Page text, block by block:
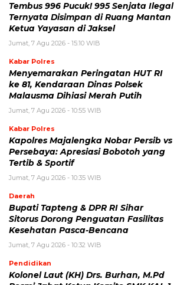
Tembus 996 Pucuk! 995 Senjata Ilegal
Ternyata Disimpan di Ruang Mantan
Ketua Yayasan di Jaksel
Jumat, 7 Agu 2026 - 15:10 WIB
Kabar Polres
Menyemarakan Peringatan HUT RI
ke 81, Kendaraan Dinas Polsek
Malausma Dihiasi Merah Putih
Jumat, 7 Agu 2026 - 10:55 WIB
Kabar Polres
Kapolres Majalengka Nobar Persib vs
Persebaya: Apresiasi Bobotoh yang
Tertib & Sportif
Jumat, 7 Agu 2026 - 10:35 WIB
Daerah
Bupati Tapteng & DPR RI Sihar
Sitorus Dorong Penguatan Fasilitas
Kesehatan Pasca-Bencana
Jumat, 7 Agu 2026 - 10:32 WIB
Pendidikan
Kolonel Laut (KH) Drs. Burhan, M.Pd